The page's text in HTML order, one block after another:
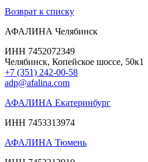
Возврат к списку
АФАЛИНА Челябинск
ИНН 7452072349
Челябинск, Копейское шоссе, 50к1
+7 (351) 242-00-58
adp@afalina.com
АФАЛИНА Екатеринбург
ИНН 7453313974
АФАЛИНА Тюмень